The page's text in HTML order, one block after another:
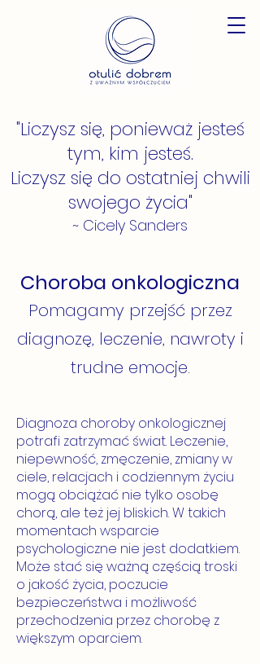
"Liczysz się, ponieważ jesteś
tym, kim jesteś.
Liczysz się do ostatniej chwili
swojego życia"
~ Cicely Sanders
Choroba onkologiczna
Pomagamy przejść przez
diagnozę, leczenie, nawroty i
trudne emocje.
Diagnoza choroby onkologicznej
potrafi zatrzymać świat. Leczenie,
niepewność, zmęczenie, zmiany w
ciele, relacjach i codziennym życiu
mogą obciążać nie tylko osobę
chorą, ale też jej bliskich. W takich
momentach wsparcie
psychologiczne nie jest dodatkiem.
Może stać się ważną częścią troski
o jakość życia, poczucie
bezpieczeństwa i możliwość
przechodzenia przez chorobę z
większym oparciem.